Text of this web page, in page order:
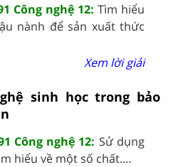
Công nghệ 12: Tìm hiểu
nành để sản xuất thức
Xem lời giải
sinh học trong bảo
Công nghệ 12: Sử dụng
hiểu về một số chất....